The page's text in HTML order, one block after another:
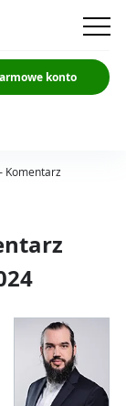
konto
Komentarz